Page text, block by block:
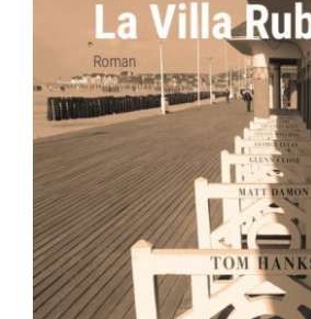
AJOUTER AU PANIER
DÉTAILS